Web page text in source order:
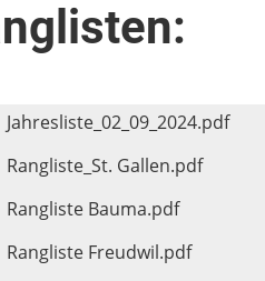
Jahresliste_02_09_2024.pdf
Rangliste_St. Gallen.pdf
Rangliste Bauma.pdf
Rangliste Freudwil.pdf